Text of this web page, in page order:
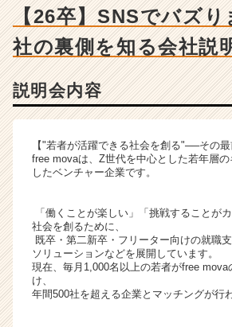
成
長
企
業
ス
ウ
ト
が
く
活
サ
ト
【26卒】SNSでバズ
社の裏側を知る会社説
説明会内容
【"若者が活躍できる社会を創る"──その最
free movaは、Z世代を中心とした若年層
したベンチャー企業です。
「働くことが楽しい」「挑戦することが
社会を創るために、
既卒・第二新卒・フリーター向けの就職
ソリューションなどを展開しています。
現在、毎月1,000名以上の若者がfree mova
け、
年間500社を超える企業とマッチングが行